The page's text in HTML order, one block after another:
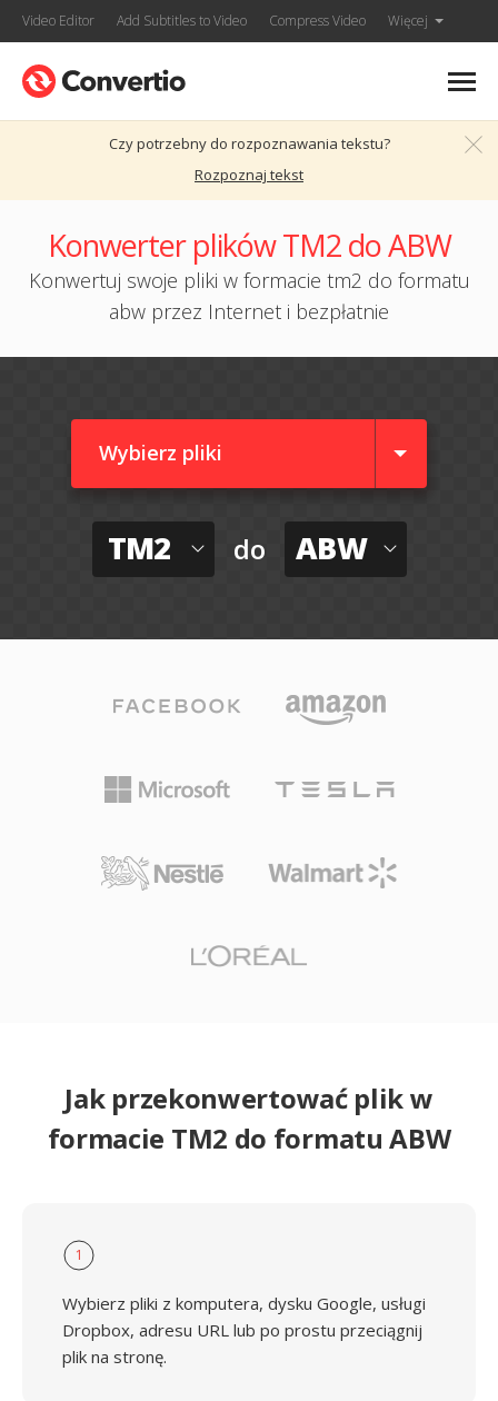
Video Editor Add Subtitles to Video Compress Video Więcej
Czy potrzebny do rozpoznawania tekstu?
Rozpoznaj tekst
Konwerter plików TM2 do ABW
Konwertuj swoje pliki w formacie tm2 do formatu
abw przez Internet i bezpłatnie
Wybierz pliki
TM2 do ABW
Jak przekonwertować plik w
formacie TM2 do formatu ABW
1
Wybierz pliki z komputera, dysku Google, usługi
Dropbox, adresu URL lub po prostu przeciągnij
plik na stronę.